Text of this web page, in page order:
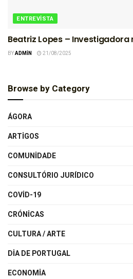
ENTREVISTA
Beatriz Lopes – Investigadora
BYADMIN 21/08/2025
Browse by Category
ÁGORA
ARTIGOS
COMUNIDADE
CONSULTÓRIO JURÍDICO
COVID-19
CRÓNICAS
CULTURA / ARTE
DIA DE PORTUGAL
ECONOMIA